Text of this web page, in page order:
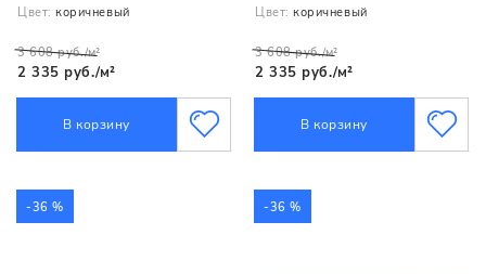
Цвет: коричневый
3 608 руб./м²
2 335 руб./м²
В корзину
Цвет: коричневый
3 608 руб./м²
2 335 руб./м²
В корзину
-36 % -36 %